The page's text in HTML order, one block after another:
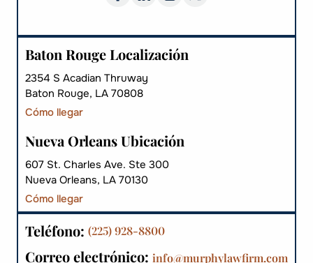
Baton Rouge Localización
2354 S Acadian Thruway
Baton Rouge, LA 70808
Cómo llegar
Nueva Orleans Ubicación
607 St. Charles Ave. Ste 300
Nueva Orleans, LA 70130
Cómo llegar
Teléfono: (225) 928-8800
Correo electrónico: info@murphylawfirm.com